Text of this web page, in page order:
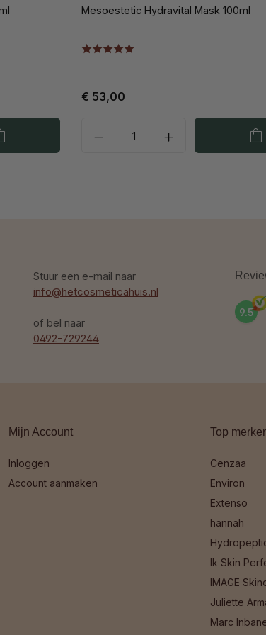
Mesoestetic Hydravital Mask 100ml
€ 53,00
Stuur een e-mail naar
info@hetcosmeticahuis.nl
of bel naar
0492-729244
9.5
Mijn Account
Inloggen
Account aanmaken
Top
Cenzaa
Environ
Extenso
hannah
Ik Skin
IMAGE
Juliette
Marc